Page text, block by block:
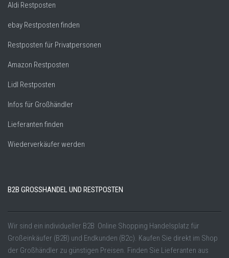
Aldi Restposten
ebay Restposten finden
Restposten für Privatpersonen
Amazon Restposten
Lidl Restposten
Infos für Großhändler
Lieferanten finden
Wiederverkäufer werden
B2B GROSSHANDEL UND RESTPOSTEN
Wir sind ein individueller B2B Online Shopping Handelsplatz für
Großeinkäufer (B2B) und Endkunden (B2c). Kaufen Sie direkt im Shop
der Großhändler zu günstigen Preisen. Finden Sie Lieferanten aus